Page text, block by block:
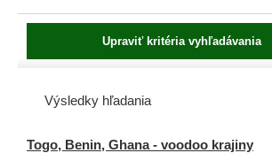
Výsledky hľadania
Togo, Benin, Ghana - voodoo krajiny